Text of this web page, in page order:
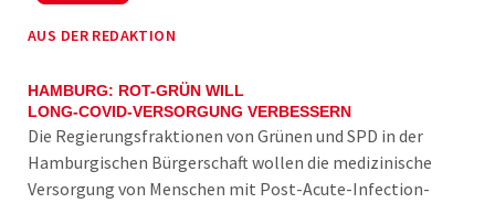
AUS DER REDAKTION
HAMBURG: ROT-GRÜN WILL
LONG-COVID-VERSORGUNG VERBESSERN
Die Regierungsfraktionen von Grünen und SPD in der
Hamburgischen Bürgerschaft wollen die medizinische
Versorgung von Menschen mit Post-Acute-Infection-